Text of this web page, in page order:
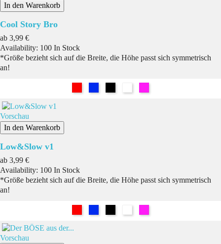
In den Warenkorb
Cool Story Bro
ab Preis
3,99 €
Availability: 100 In Stock
*Größe bezieht sich auf die Breite, die Höhe passt sich symmetrisch
an!
Vorschau
In den Warenkorb
Low&Slow v1
ab Preis
3,99 €
Availability: 100 In Stock
*Größe bezieht sich auf die Breite, die Höhe passt sich symmetrisch
an!
Vorschau